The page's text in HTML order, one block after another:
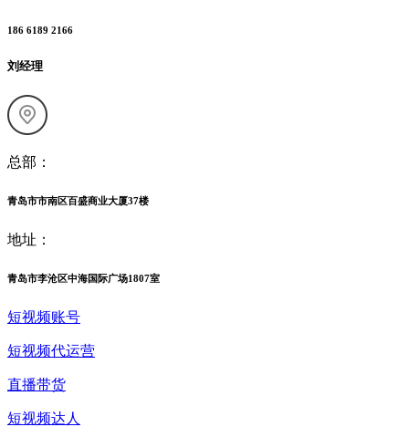
186 6189 2166
刘经理
总部：
青岛市市南区百盛商业大厦37楼
地址：
青岛市李沧区中海国际广场1807室
短视频账号
短视频代运营
直播带货
短视频达人